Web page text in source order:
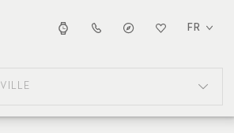
FR
VILLE